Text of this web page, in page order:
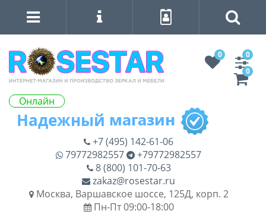
Онлайн
0
0
0
+7 (495) 142-61-06
79772982557
+79772982557
8 (800) 101-70-63
zakaz@rosestar.ru
Москва, Варшавское шоссе, 125Д, корп. 2
Пн-Пт 09:00-18:00